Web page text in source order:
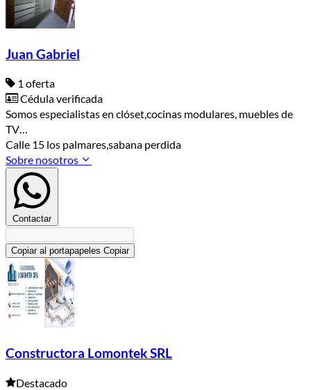
Juan Gabriel
1 oferta
Cédula verificada
Somos especialistas en clóset,cocinas modulares, muebles de
TV…
Calle 15 los palmares,sabana perdida
Sobre nosotros
Contactar
Copiar al portapapeles Copiar
Constructora Lomontek SRL
Destacado